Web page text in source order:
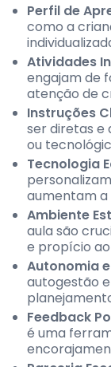
Perfil de
como a
Atividades
engajam de
atenção de
Instruções
ser diretas e
ou
Tecnologia
aumentam a
Ambiente
aula são
e propício
Autonomia
autogestão
Feedback
é uma